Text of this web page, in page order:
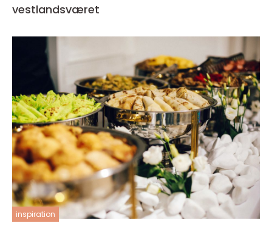
vestlandsværet
inspiration